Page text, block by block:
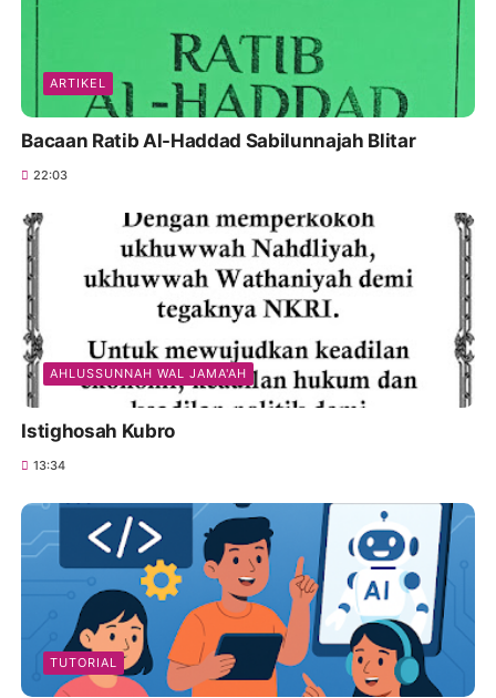
ARTIKEL
Bacaan Ratib Al-Haddad Sabilunnajah Blitar
22:03
AHLUSSUNNAH WAL JAMA'AH
Istighosah Kubro
13:34
TUTORIAL